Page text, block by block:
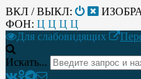
ВКЛ / ВЫКЛ:
ФОН: Ц Ц Ц Ц
Для слабовидящих
Искать...